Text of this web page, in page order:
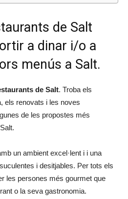
de Salt
a dinar i/o a
menús a Salt.
de Salt. Troba els
els renovats i les noves
de les propostes més
un ambient excel·lent i i una
i desitjables. Per tots els
les persones més gourmet que
o la seva gastronomia.